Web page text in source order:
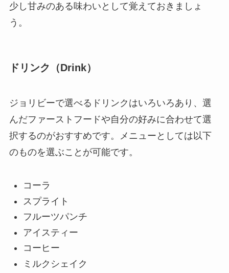
少し甘みのある味わいとして覚えておきましょ
う。
ドリンク（Drink）
ジョリビーで選べるドリンクはいろいろあり、選
んだファーストフードや自分の好みに合わせて選
択するのがおすすめです。メニューとしては以下
のものを選ぶことが可能です。
コーラ
スプライト
フルーツパンチ
アイスティー
コーヒー
ミルクシェイク